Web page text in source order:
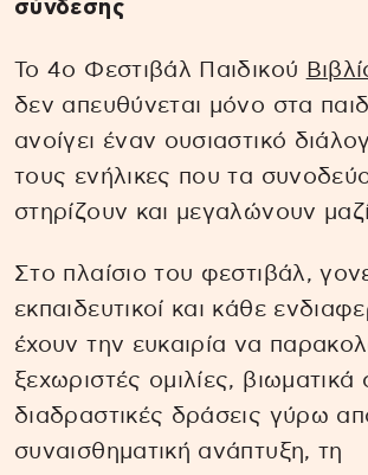
σύνδεσης
Το 4ο Φεστιβάλ Παιδικού
δεν απευθύνεται μόνο στα
ανοίγει έναν ουσιαστικό
τους ενήλικες που τα
στηρίζουν και μεγαλώνουν
Στο πλαίσιο του φεστιβάλ,
εκπαιδευτικοί και κάθε
έχουν την ευκαιρία να
ξεχωριστές ομιλίες, βιωματικά
διαδραστικές δράσεις γύρω
συναισθηματική ανάπτυξη, τη